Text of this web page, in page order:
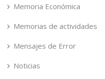
Memoria Económica
Memorias de actividades
Mensajes de Error
Noticias